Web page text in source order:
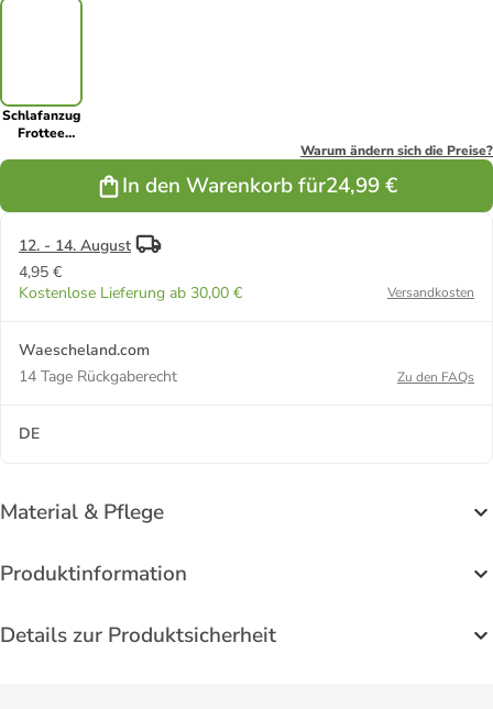
Schlafanzug
Frottee
Warum ändern sich die Preise?
In den Warenkorb für24,99 €
12. - 14. August
4,95 €
Kostenlose Lieferung ab 30,00 €
Versandkosten
Waescheland.com
14 Tage Rückgaberecht
Zu den FAQs
DE
Material & Pflege
Produktinformation
Details zur Produktsicherheit